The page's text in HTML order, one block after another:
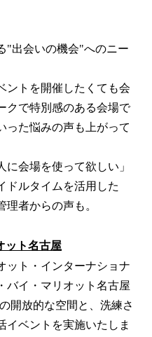
"出会いの機会"へのニー
ントを開催したくても会
クで特別感のある会場で
た悩みの声も上がって
会場を使って欲しい」
ドルタイムを活用した
者からの声も。
ット名古屋
ット・インターナショナ
バイ・マリオット名古屋
開放的な空間と、洗練さ
イベントを実施いたしま